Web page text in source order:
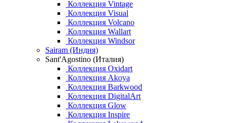
Коллекция Vintage
Коллекция Visual
Коллекция Volcano
Коллекция Wallart
Коллекция Windsor
Sairam (Индия)
Sant'Agostino (Италия)
Коллекция Oxidart
Коллекция Akoya
Коллекция Barkwood
Коллекция DigitalArt
Коллекция Glow
Коллекция Inspire